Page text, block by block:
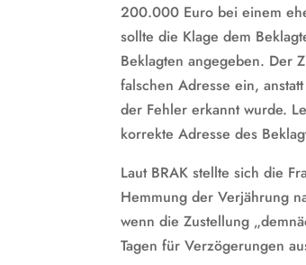
200.000 Euro bei einem
sollte die Klage dem
Beklagten angegeben. Der
falschen Adresse ein,
der Fehler erkannt wurde.
korrekte Adresse des
Laut BRAK stellte sich die
Hemmung der Verjährung
wenn die Zustellung
Tagen für Verzögerungen